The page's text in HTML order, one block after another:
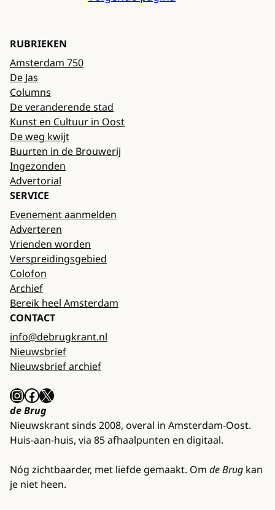
RUBRIEKEN
Amsterdam 750
De Jas
Columns
De veranderende stad
Kunst en Cultuur in Oost
De weg kwijt
Buurten in de Brouwerij
Ingezonden
Advertorial
SERVICE
Evenement aanmelden
Adverteren
Vrienden worden
Verspreidingsgebied
Colofon
Archief
Bereik heel Amsterdam
CONTACT
info@debrugkrant.nl
Nieuwsbrief
Nieuwsbrief archief
InstagramFacebook X
de Brug
Nieuwskrant sinds 2008, overal in Amsterdam-Oost.
Huis-aan-huis, via 85 afhaalpunten en digitaal.
Nóg zichtbaarder, met liefde gemaakt. Om de Brug kan
je niet heen.